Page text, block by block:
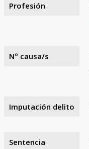
Profesión
Nº causa/s
Imputación delito
Sentencia